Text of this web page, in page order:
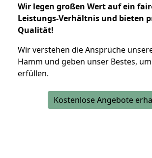
Wir legen großen Wert auf ein
Leistungs-Verhältnis und bieten
Qualität!
Wir verstehen die Ansprüche
Hamm und geben unser Bestes,
erfüllen.
Kostenlose Angebote